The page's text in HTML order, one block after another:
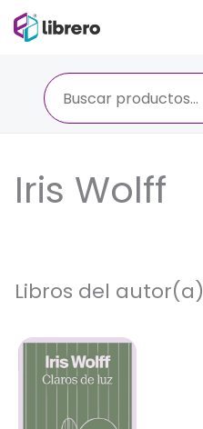
Iris Wolff
Libros del autor(a)